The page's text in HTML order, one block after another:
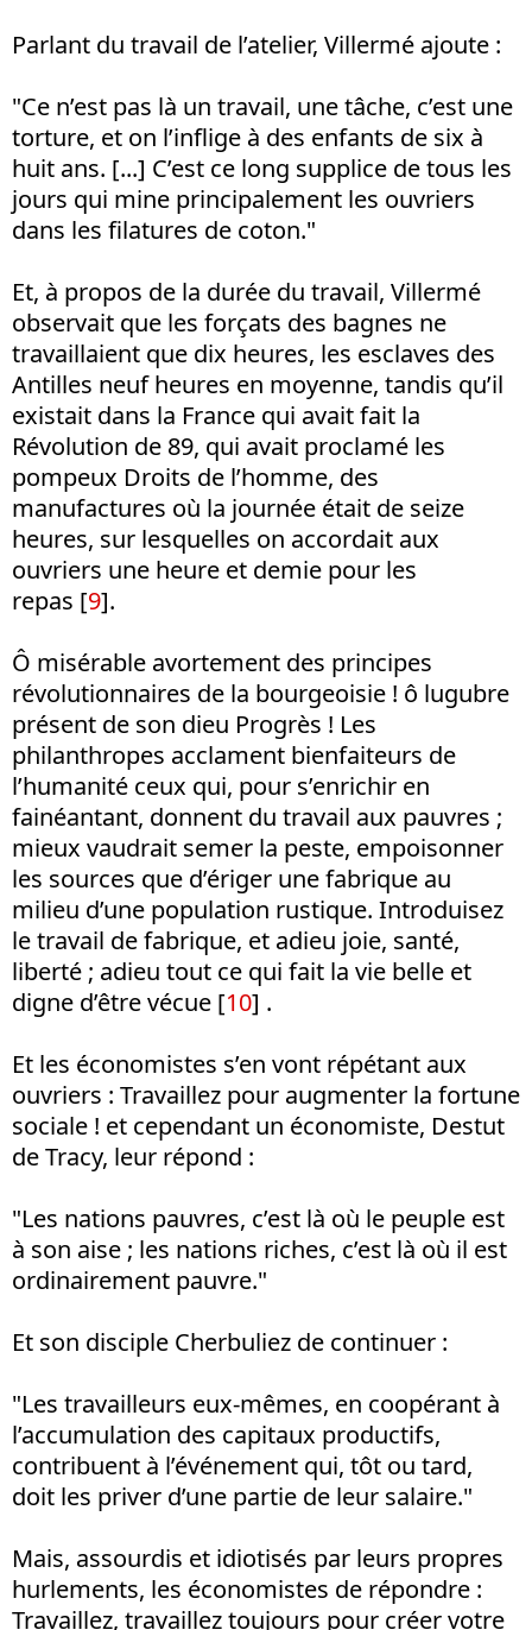
Parlant du travail de l’atelier, Villermé ajoute :
"Ce n’est pas là un travail, une tâche, c’est une
torture, et on l’inflige à des enfants de six à
huit ans. [...] C’est ce long supplice de tous les
jours qui mine principalement les ouvriers
dans les filatures de coton."
Et, à propos de la durée du travail, Villermé
observait que les forçats des bagnes ne
travaillaient que dix heures, les esclaves des
Antilles neuf heures en moyenne, tandis qu’il
existait dans la France qui avait fait la
Révolution de 89, qui avait proclamé les
pompeux Droits de l’homme, des
manufactures où la journée était de seize
heures, sur lesquelles on accordait aux
ouvriers une heure et demie pour les
repas [9].
Ô misérable avortement des principes
révolutionnaires de la bourgeoisie ! ô lugubre
présent de son dieu Progrès ! Les
philanthropes acclament bienfaiteurs de
l’humanité ceux qui, pour s’enrichir en
fainéantant, donnent du travail aux pauvres ;
mieux vaudrait semer la peste, empoisonner
les sources que d’ériger une fabrique au
milieu d’une population rustique. Introduisez
le travail de fabrique, et adieu joie, santé,
liberté ; adieu tout ce qui fait la vie belle et
digne d’être vécue [10] .
Et les économistes s’en vont répétant aux
ouvriers : Travaillez pour augmenter la fortune
sociale ! et cependant un économiste, Destut
de Tracy, leur répond :
"Les nations pauvres, c’est là où le peuple est
à son aise ; les nations riches, c’est là où il est
ordinairement pauvre."
Et son disciple Cherbuliez de continuer :
"Les travailleurs eux-mêmes, en coopérant à
l’accumulation des capitaux productifs,
contribuent à l’événement qui, tôt ou tard,
doit les priver d’une partie de leur salaire."
Mais, assourdis et idiotisés par leurs propres
hurlements, les économistes de répondre :
Travaillez, travaillez toujours pour créer votre